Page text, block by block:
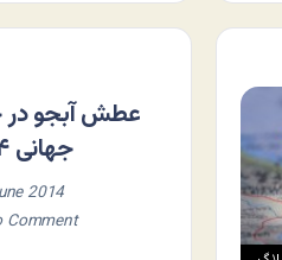
عطش آبجو در
جهانی ۲۰۱۴
2014
Comment